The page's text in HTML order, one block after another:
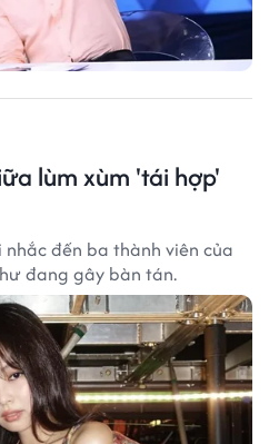
lùm xùm 'tái hợp'
đến ba thành viên của
đang gây bàn tán.